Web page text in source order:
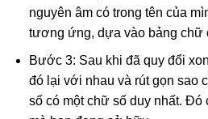
nguyên âm có trong tên của
tương ứng, dựa vào bảng chữ
Bước 3: Sau khi đã quy đổi
đó lại với nhau và rút gọn sao
số có một chữ số duy nhất. Đó